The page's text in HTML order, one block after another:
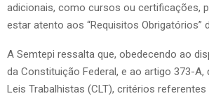
adicionais, como cursos ou certificações,
estar atento aos “Requisitos Obrigatórios”
A Semtepi ressalta que, obedecendo ao
da Constituição Federal, e ao artigo 373-A,
Leis Trabalhistas (CLT), critérios